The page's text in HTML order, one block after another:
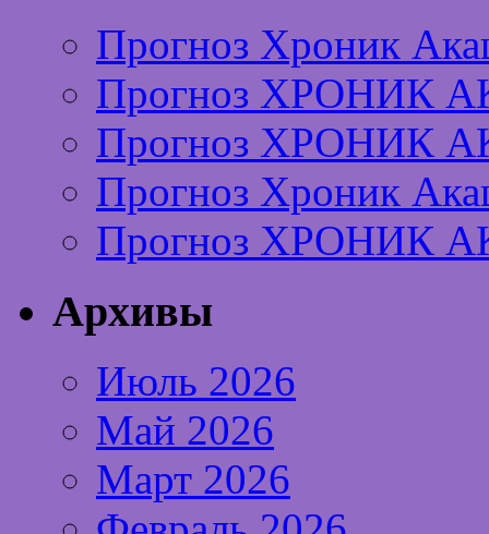
Прогноз Хроник
Прогноз ХРОНИК
Прогноз ХРОНИК
Прогноз Хроник
Прогноз ХРОНИК
Архивы
Июль 2026
Май 2026
Март 2026